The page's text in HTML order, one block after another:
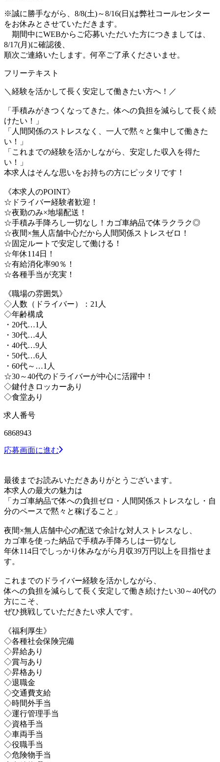
※誠に勝手ながら、8/8(土)～8/16(日)は弊社コールセンター
をお休みとさせていただきます。
期間中にWEBからご応募いただいた方につきましては、
8/17(月)に確認後、
順次ご連絡いたします。何卒ご了承くださいませ。
フリーテキスト
＼経験を活かして長く安定して働きたい方へ！／
「手積みがきつくなってきた。体への負担を減らして長く続
けたい！」
「人間関係のストレスなく、一人で黙々と集中して働きた
い！」
「これまでの経験を活かしながら、安定した収入を得た
い！」
本求人はそんな思いをお持ちの方にピッタリです！
《本求人のPOINT》
☆ドライバー経験者歓迎！
☆夜勤のみ×地場配送！
☆手積み手降ろし一切なし！カゴ車納品で体ラクラク◎
☆夜間×無人店舗中心だから人間関係ストレスゼロ！
☆固定ルートで安定して働ける！
☆年休114日！
☆有給消化率90％！
☆各種手当が充実！
《職場の雰囲気》
◇人数（ドライバー）：21人
◇年齢構成
・20代…1人
・30代…4人
・40代…9人
・50代…6人
・60代～…1人
☆30～40代のドライバーが中心に活躍中！
◇鍵付きロッカーあり
◇食堂あり
求人番号
6868943
応募画面に進む
最後までお読みいただきありがとうございます。
本求人の最大の魅力は
「カゴ車納品で体への負担ゼロ・人間関係ストレスなし・自
分のペースで黙々と稼げること」
夜間×無人店舗中心の配送で余計な対人ストレスなし、
カゴ車を使った納品で手積み手降ろしは一切なし
年休114日でしっかり休みながら月収39万円以上を目指せま
す。
これまでのドライバー経験を活かしながら、
体への負担を減らして長く安定して働き続けたい30～40代の
方にこそ、
ぜひ挑戦していただきたい求人です。
《福利厚生》
◇各種社会保険完備
◇昇給あり
◇賞与あり
◇昇格あり
◇退職金
◇交通費支給
◇時間外手当
◇運行管理手当
◇資格手当
◇車両手当
◇役職手当
◇危険物手当